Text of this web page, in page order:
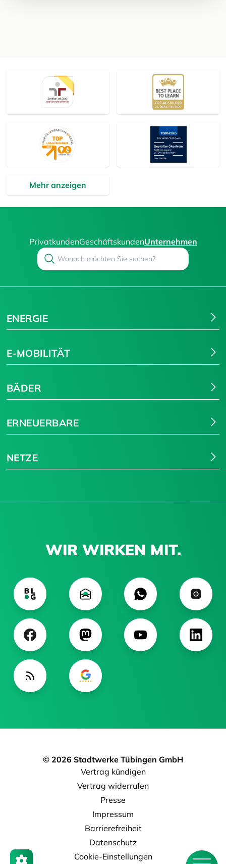
Mehr anzeigen
PrivatkundenGeschäftskundenUnternehmen
Search
ENERGIE
E-MOBILITÄT
BÄDER
ERNEUERBARE
NETZE
WIR WIRKEN MIT.
© 2026 Stadtwerke Tübingen GmbH
Vertrag kündigen
Vertrag widerrufen
Presse
Impressum
Barrierefreiheit
Datenschutz
Cookie-Einstellungen